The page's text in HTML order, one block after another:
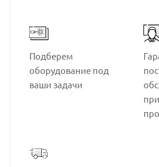
Подберем
оборудование под
ваши задачи